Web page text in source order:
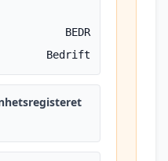
BEDR
Bedrift